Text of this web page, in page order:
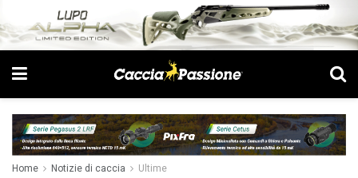
Home Notizie di caccia Ultime